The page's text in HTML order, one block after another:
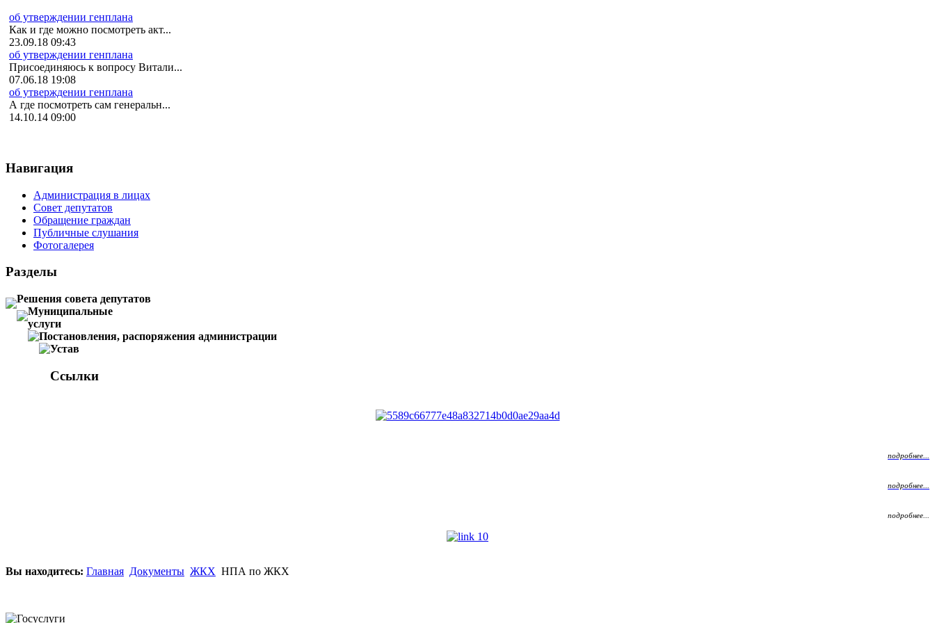
об утверждении генплана
Как и где можно посмотреть акт...
23.09.18 09:43
об утверждении генплана
Присоединяюсь к вопросу Витали...
07.06.18 19:08
об утверждении генплана
А где посмотреть сам генеральн...
14.10.14 09:00
Навигация
Администрация в лицах
Совет депутатов
Обращение граждан
Публичные слушания
Фотогалерея
Разделы
Решения совета депутатов
Муниципальные
услуги
Постановления, распоряжения администрации
Устав
Ссылки
подробнее...
подробнее...
подробнее...
Вы находитесь: Главная Документы ЖКХ НПА по ЖКХ